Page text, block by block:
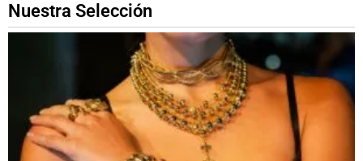
Nuestra Selección